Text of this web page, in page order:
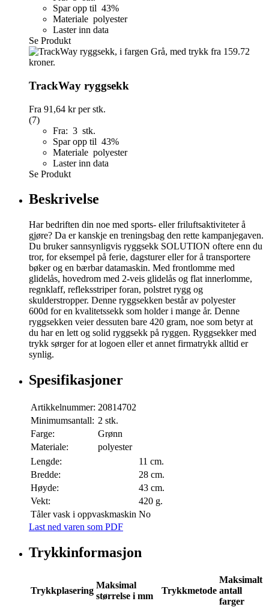
Spar opp til 43%
Materiale polyester
Laster inn data
Se Produkt
TrackWay ryggsekk
Fra 91,64 krper stk.
(7)
Fra: 3 stk.
Spar opp til 43%
Materiale polyester
Laster inn data
Se Produkt
Beskrivelse
Har bedriften din noe med sports- eller friluftsaktiviteter å
gjøre? Da er kanskje en treningsbag den rette kampanjegaven.
Du bruker sannsynligvis ryggsekk SOLUTION oftere enn du
tror, for eksempel på ferie, dagsturer eller for å transportere
bøker og en bærbar datamaskin. Med frontlomme med
glidelås, hovedrom med 2-veis glidelås og flat innerlomme,
regnklaff, refleksstriper foran, polstret rygg og
skulderstropper. Denne ryggsekken består av polyester
600d for en kvalitetssekk som holder i mange år. Denne
ryggsekken veier dessuten bare 420 gram, noe som betyr at
du har en lett og solid ryggsekk på ryggen. Ryggsekker med
trykk sørger for at logoen eller et annet firmatrykk alltid er
synlig.
Spesifikasjoner
Artikkelnummer: 20814702
Minimumsantall: 2 stk.
Farge:
Grønn
Materiale:
polyester
Lengde:
11 cm.
Bredde:
28 cm.
Høyde:
43 cm.
Vekt:
420 g.
Tåler vask i oppvaskmaskin No
Last ned varen som PDF
Trykkinformasjon
Trykkplasering
Maksimal
størrelse i mm
Trykkmetode
Maksimalt
antall
farger